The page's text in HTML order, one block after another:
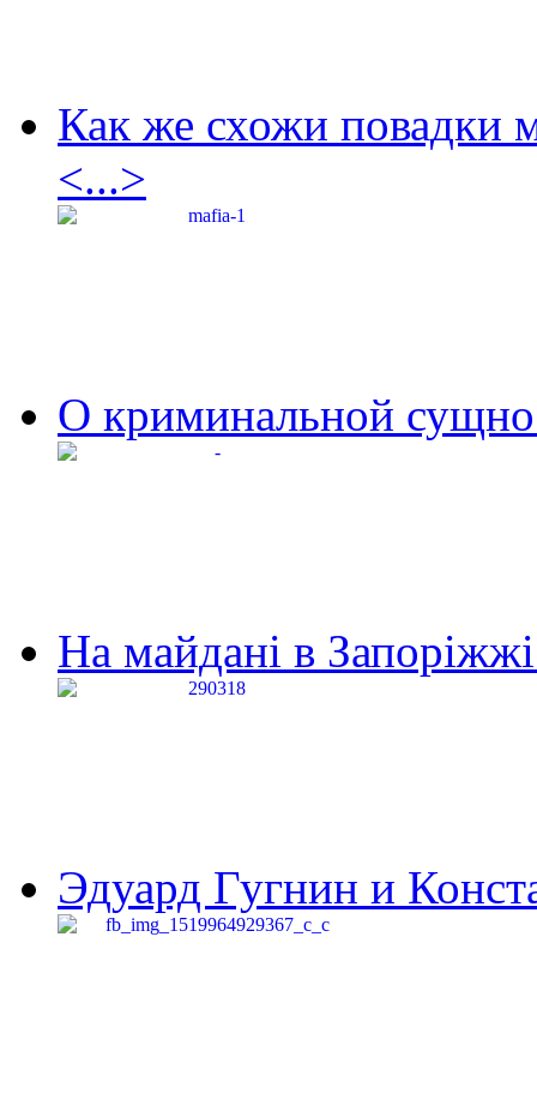
Как же схожи повадки
<...>
О криминальной
На майдані в
Эдуард Гугнин и